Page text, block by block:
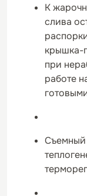
К
слива
крышка-
при
работе
Съемный